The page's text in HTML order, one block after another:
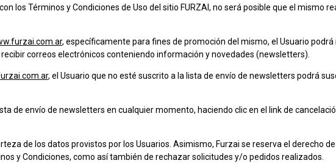
los Términos y Condiciones de Uso del sitio FURZAI, no será posible que el mismo
, específicamente para fines de promoción del mismo, el Usuario
correos electrónicos conteniendo información y novedades (newsletters).
, el Usuario que no esté suscrito a la lista de envío de newsletters podrá
de envío de newsletters en cualquier momento, haciendo clic en el link de
de los datos provistos por los Usuarios. Asimismo, Furzai se reserva el derecho
y Condiciones, como así también de rechazar solicitudes y/o pedidos realizados.